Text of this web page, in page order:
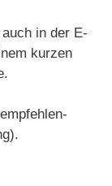
in der E-
kurzen